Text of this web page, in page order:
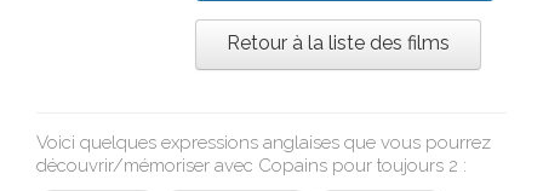
Retour à la liste des films
Voici quelques expressions anglaises que vous pourrez
découvrir/mémoriser avec Copains pour toujours 2 :